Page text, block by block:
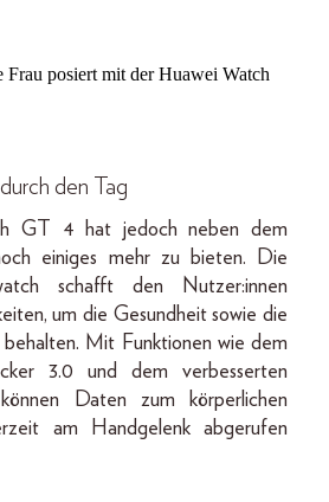
den Tag
GT 4 hat jedoch neben dem
einiges mehr zu bieten. Die
schafft den Nutzer:innen
um die Gesundheit sowie die
behalten. Mit Funktionen wie dem
3.0 und dem verbesserten
Daten zum körperlichen
am Handgelenk abgerufen